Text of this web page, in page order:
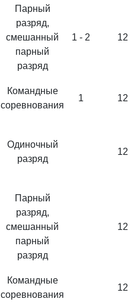
Парный
разряд,
смешанный
парный
разряд
1 - 2 12
Командные
соревнования
1 12
Одиночный
разряд
12
Парный
разряд,
смешанный
парный
разряд
12
Командные
соревнования
12